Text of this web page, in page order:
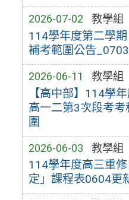
2026-07-02 教學組
114學年度第二學期
補考範圍公告
2026-06-11 教學組
【高中部】114學
高一二第3次段考
圍
2026-06-03 教學組
114學年度高三重
定」課程表0604更